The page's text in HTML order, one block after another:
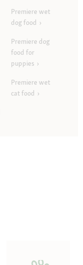
Premiere wet
dog food
Premiere dog
food for
puppies
Premiere wet
cat food